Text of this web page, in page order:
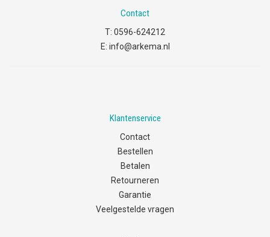
Contact
T: 0596-624212
E: info@arkema.nl
Klantenservice
Contact
Bestellen
Betalen
Retourneren
Garantie
Veelgestelde vragen